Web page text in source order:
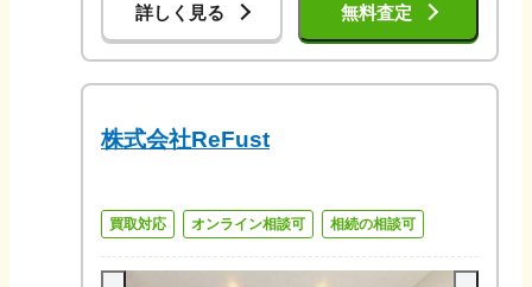
詳しく見る 無料査定
株式会社ReFust
買取対応 オンライン相談可 相続の相談可